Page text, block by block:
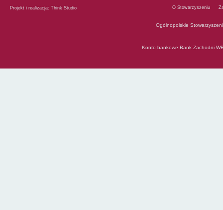
Projekt i realizacja: Think Studio O Stowarzyszeniu
Ogólnopolskie
Konto bankowe:Bank Zachodni